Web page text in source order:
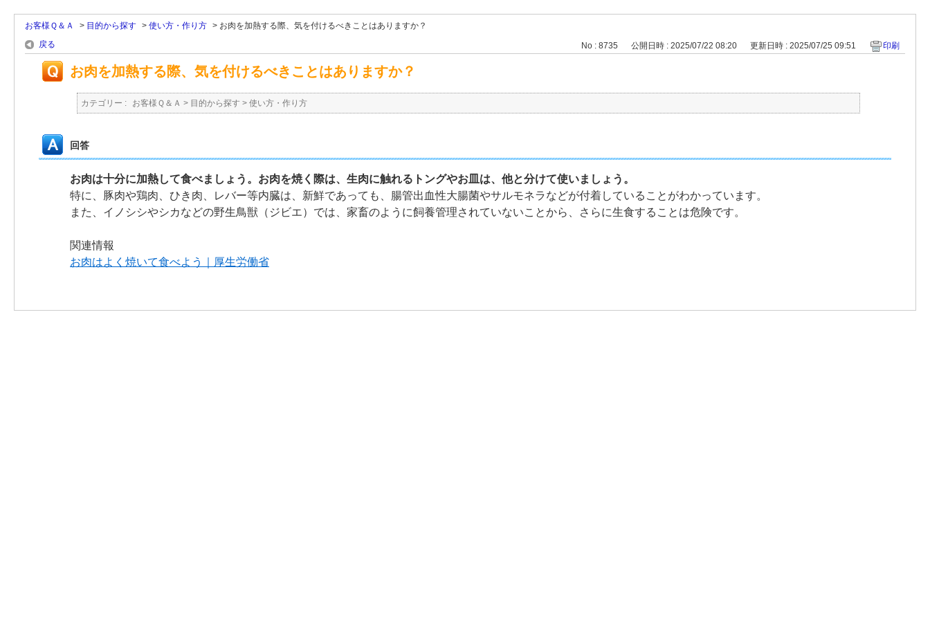
お客様Ｑ＆Ａ > 目的から探す > 使い方・作り方 > お肉を加熱する際、気を付けるべきことはありますか？
戻る
No : 8735 公開日時 : 2025/07/22 08:20 更新日時 : 2025/07/25 09:51 印刷
お肉を加熱する際、気を付けるべきことはありますか？
カテゴリー : お客様Ｑ＆Ａ > 目的から探す > 使い方・作り方
回答
お肉は十分に加熱して食べましょう。お肉を焼く際は、生肉に触れるトングやお皿は、他と分けて使いましょう。
特に、豚肉や鶏肉、ひき肉、レバー等内臓は、新鮮であっても、腸管出血性大腸菌やサルモネラなどが付着していることがわかっています。
また、イノシシやシカなどの野生鳥獣（ジビエ）では、家畜のように飼養管理されていないことから、さらに生食することは危険です。
関連情報
お肉はよく焼いて食べよう｜厚生労働省